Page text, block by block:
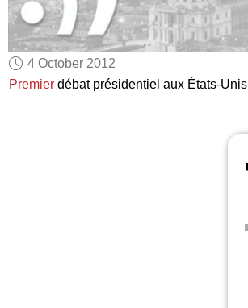
4 October 2012
Premier débat présidentiel aux États-Unis